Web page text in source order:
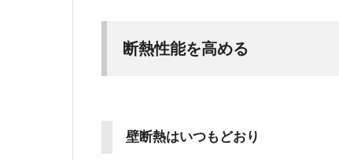
断熱性能を高める
壁断熱はいつもどおり